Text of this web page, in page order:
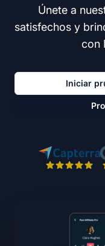
Únete a
satisfechos y
con
Iniciar